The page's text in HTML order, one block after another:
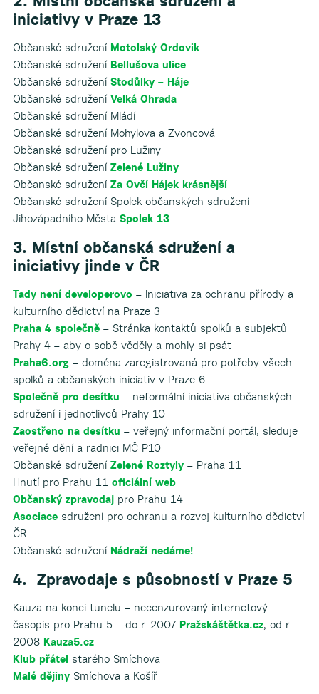
iniciativy v Praze 13
Občanské sdružení Motolský Ordovik
Občanské sdružení Bellušova ulice
Občanské sdružení Stodůlky – Háje
Občanské sdružení Velká Ohrada
Občanské sdružení Mládí
Občanské sdružení Mohylova a Zvoncová
Občanské sdružení pro Lužiny
Občanské sdružení Zelené Lužiny
Občanské sdružení Za Ovčí Hájek krásnější
Občanské sdružení Spolek občanských sdružení
Jihozápadního Města Spolek 13
3. Místní občanská sdružení a
iniciativy jinde v ČR
Tady není developerovo – Iniciativa za ochranu přírody a
kulturního dědictví na Praze 3
Praha 4 společně– Stránka kontaktů spolků a subjektů
Prahy 4 – aby o sobě věděly a mohly si psát
Praha6.org– doména zaregistrovaná pro potřeby všech
spolků a občanských iniciativ v Praze 6
Společně pro desítku – neformální iniciativa občanských
sdružení i jednotlivců Prahy 10
Zaostřeno na desítku – veřejný informační portál, sleduje
veřejné dění a radnici MČ P10
Občanské sdružení Zelené Roztyly– Praha 11
Hnutí pro Prahu 11 oficiální web
Občanský zpravodajpro Prahu 14
Asociacesdružení pro ochranu a rozvoj kulturního dědictví
ČR
Občanské sdružení Nádraží nedáme!
4. Zpravodaje s působností v Praze 5
Kauza na konci tunelu – necenzurovaný internetový
časopis pro Prahu 5 – do r. 2007 Pražskáštětka.cz, od r.
2008 Kauza5.cz
Klub přátel starého Smíchova
Malé dějinySmíchova a Košíř